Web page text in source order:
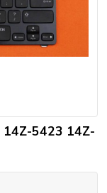
14Z-5423 14Z-